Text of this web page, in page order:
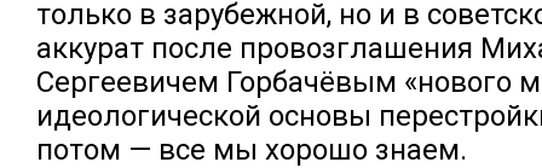
только в зарубежной, но и в
аккурат после провозглашения
Сергеевичем Горбачёвым «нового
идеологической основы
потом — все мы хорошо знаем.